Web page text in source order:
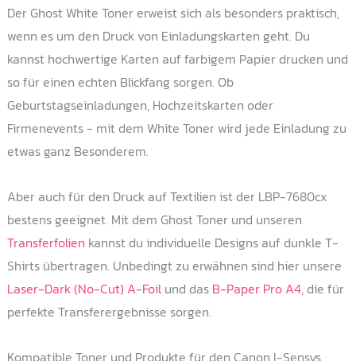
Der Ghost White Toner erweist sich als besonders praktisch,
wenn es um den Druck von Einladungskarten geht. Du
kannst hochwertige Karten auf farbigem Papier drucken und
so für einen echten Blickfang sorgen. Ob
Geburtstagseinladungen, Hochzeitskarten oder
Firmenevents - mit dem White Toner wird jede Einladung zu
etwas ganz Besonderem.
Aber auch für den Druck auf Textilien ist der LBP-7680cx
bestens geeignet. Mit dem Ghost Toner und unseren
Transferfolien kannst du individuelle Designs auf dunkle T-
Shirts übertragen. Unbedingt zu erwähnen sind hier unsere
Laser-Dark (No-Cut) A-Foilund das B-Paper Pro A4, die für
perfekte Transferergebnisse sorgen.
Kompatible Toner und Produkte für den Canon I-Sensys